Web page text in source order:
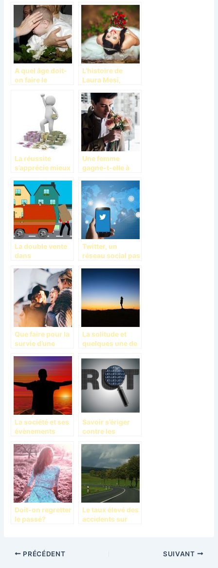
synonyme de
lâcheté
sont pas
toujours
évidentes
A quel âge doit-
on faire le
enfant ?
L’histoire de
Laura Mesi,
sologanne
d’Italie
La réussite
s’apprécie mieux
souffert
Une femme
gagne-t-elle à
homme plus
jeune?
La double vente
dans
affaire d’arnaque
Twitter, un
réseau social pas
autres
Que faire pour la
survie d’une
distance?
La solitude et
quelques une de
La société et ses
évènements
notre
changement ?
Savoir s’ériger
contre les
société et
imposer la vérité
Doit-on regretter
le passé?
Le taux élevé des
accidents sur
PRÉCÉDENT SUIVANT